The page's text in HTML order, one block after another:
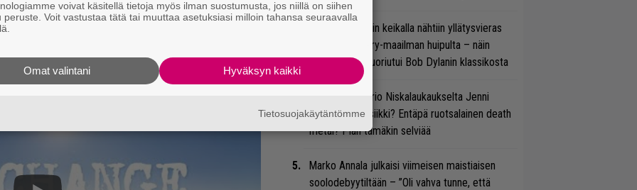
Guns N’ Rosesin keikalla nähtiin yllätysvieras
suoraan country-maailman huipulta – näin
kokoonpano suoriutui Bob Dylanin klassikosta
Miten taipuu Trio Niskalaukaukselta Jenni
Vartiaisen musiikki? Entäpä ruotsalainen death
metal? Pian tämäkin selviää
Marko Annala julkaisi viimeisen maistiaisen
soolodebyytiltään – ”Oli vahva tunne, että
voivat käsitellä tietoja myös ilman suostumusta, jos niillä on siihen
peruste. Voit vastustaa tätä tai muuttaa asetuksiasi milloin tahansa seuraavalla
Hyväksyn kaikki
Omat valintani
Tietosuojakäytäntömme